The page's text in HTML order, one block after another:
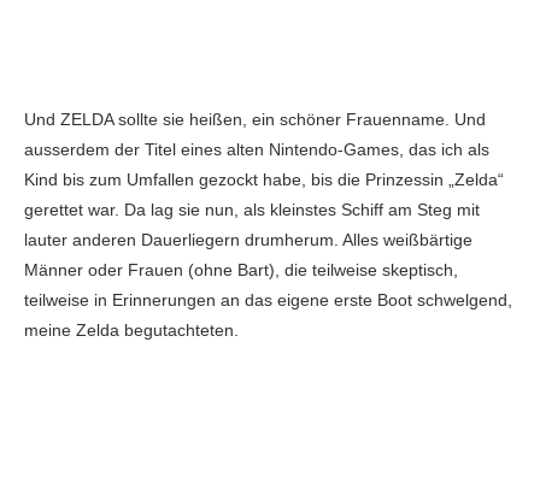
Und ZELDA sollte sie heißen, ein schöner Frauenname. Und
ausserdem der Titel eines alten Nintendo-Games, das ich als
Kind bis zum Umfallen gezockt habe, bis die Prinzessin „Zelda“
gerettet war. Da lag sie nun, als kleinstes Schiff am Steg mit
lauter anderen Dauerliegern drumherum. Alles weißbärtige
Männer oder Frauen (ohne Bart), die teilweise skeptisch,
teilweise in Erinnerungen an das eigene erste Boot schwelgend,
meine Zelda begutachteten.